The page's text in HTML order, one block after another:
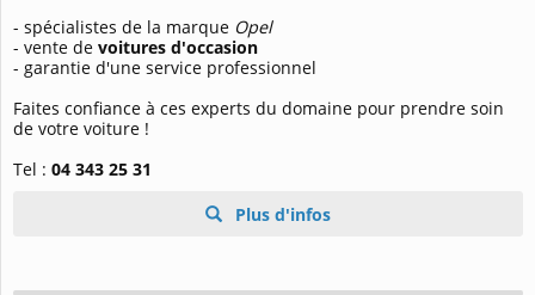
- spécialistes de la marque Opel
- vente de voitures d'occasion
- garantie d'une service professionnel
Faites confiance à ces experts du domaine pour prendre soin
de votre voiture !
Tel : 04 343 25 31
Plus d'infos